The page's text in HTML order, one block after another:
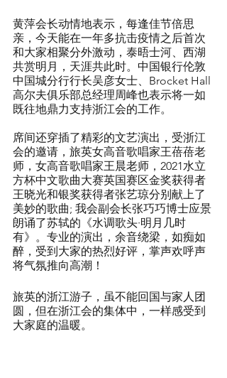
黄萍会长动情地表示，每逢佳节倍思
亲，今天能在一年多抗击疫情之后首次
和大家相聚分外激动，泰晤士河、西湖
共赏明月，天涯共此时。中国银行伦敦
中国城分行行长吴彦女士、Brocket Hall
高尔夫俱乐部总经理周峰也表示将一如
既往地鼎力支持浙江会的工作。
席间还穿插了精彩的文艺演出，受浙江
会的邀请，旅英女高音歌唱家王蓓蓓老
师，女高音歌唱家王晨老师，2021水立
方杯中文歌曲大赛英国赛区金奖获得者
王晓光和银奖获得者张艺琼分别献上了
美妙的歌曲; 我会副会长张巧巧博士应景
朗诵了苏轼的《水调歌头·明月几时
有》。专业的演出，余音绕梁，如痴如
醉，受到大家的热烈好评，掌声欢呼声
将气氛推向高潮！
旅英的浙江游子，虽不能回国与家人团
圆，但在浙江会的集体中，一样感受到
大家庭的温暖。